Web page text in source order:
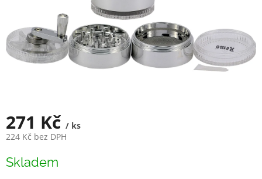
271 Kč / ks
224 Kč bez DPH
cena:
Skladem